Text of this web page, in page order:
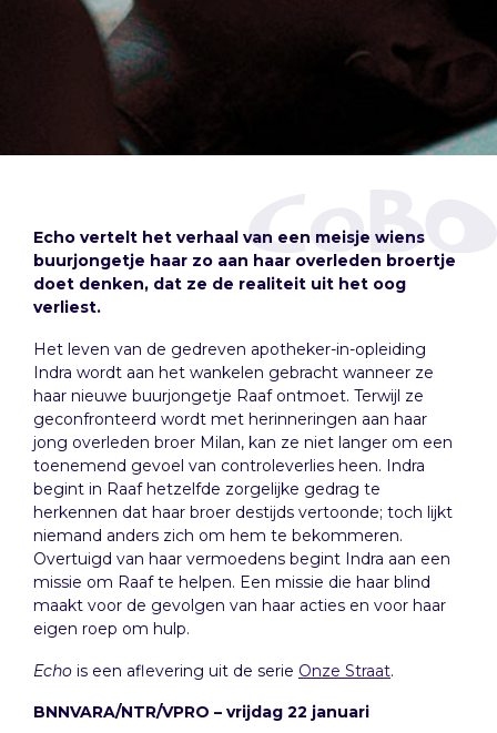
Echo vertelt het verhaal van een meisje wiens
buurjongetje haar zo aan haar overleden broertje
doet denken, dat ze de realiteit uit het oog
verliest.
Het leven van de gedreven apotheker-in-opleiding
Indra wordt aan het wankelen gebracht wanneer ze
haar nieuwe buurjongetje Raaf ontmoet. Terwijl ze
geconfronteerd wordt met herinneringen aan haar
jong overleden broer Milan, kan ze niet langer om een
toenemend gevoel van controleverlies heen. Indra
begint in Raaf hetzelfde zorgelijke gedrag te
herkennen dat haar broer destijds vertoonde; toch lijkt
niemand anders zich om hem te bekommeren.
Overtuigd van haar vermoedens begint Indra aan een
missie om Raaf te helpen. Een missie die haar blind
maakt voor de gevolgen van haar acties en voor haar
eigen roep om hulp.
Echo is een aflevering uit de serie Onze Straat.
BNNVARA/NTR/VPRO – vrijdag 22 januari